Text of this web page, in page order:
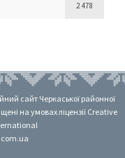
2 478
сайт Черкаської районної
на умовах ліцензії Creative